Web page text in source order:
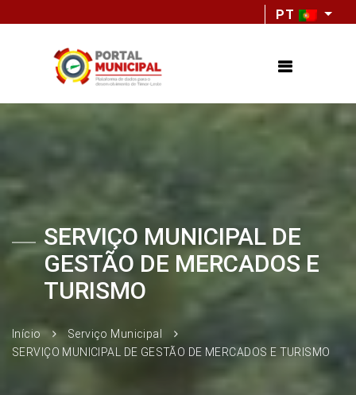
PT
SERVIÇO MUNICIPAL DE
GESTÃO DE MERCADOS E
TURISMO
Início
Serviço Municipal
SERVIÇO MUNICIPAL DE GESTÃO DE MERCADOS E TURISMO